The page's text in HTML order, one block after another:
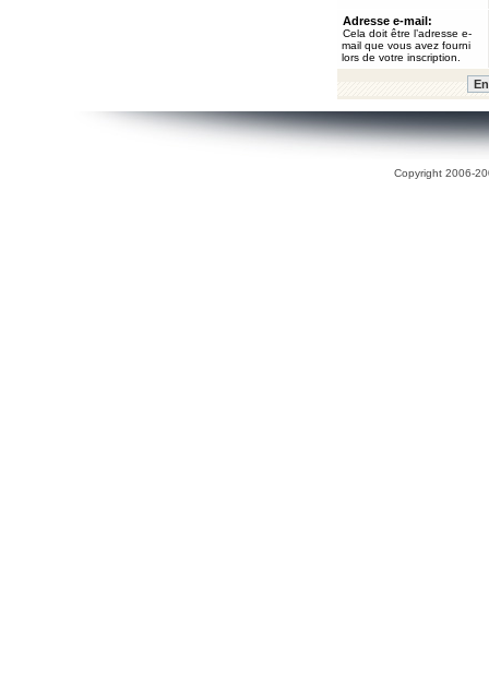
Adresse e-mail:
Cela doit être l’adresse e-
mail que vous avez fourni
lors de votre inscription.
Copyright 2006-